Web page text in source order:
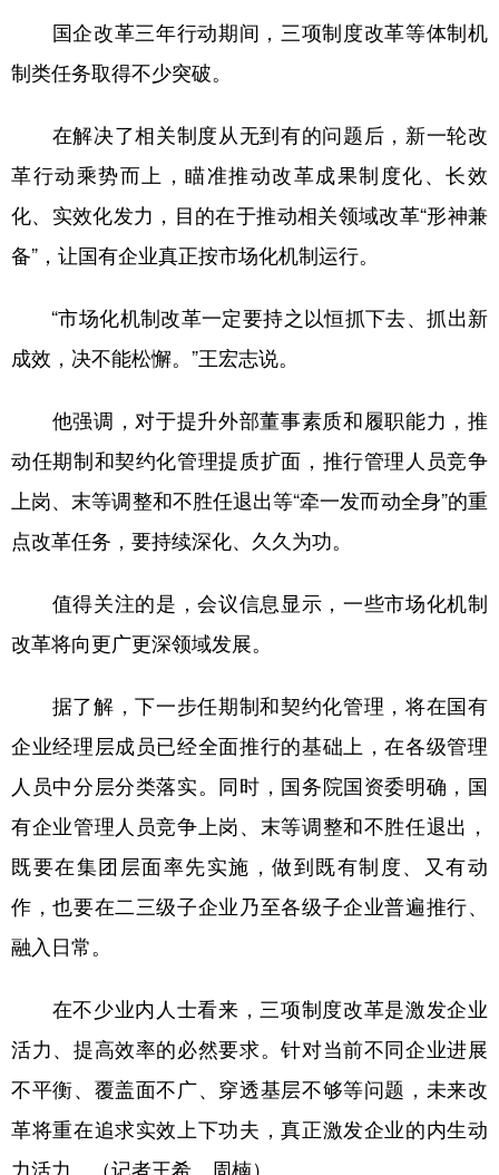
国企改革三年行动期间，三项制度改革等体制机
制类任务取得不少突破。
在解决了相关制度从无到有的问题后，新一轮改
革行动乘势而上，瞄准推动改革成果制度化、长效
化、实效化发力，目的在于推动相关领域改革“形神兼
备”，让国有企业真正按市场化机制运行。
“市场化机制改革一定要持之以恒抓下去、抓出新
成效，决不能松懈。”王宏志说。
他强调，对于提升外部董事素质和履职能力，推
动任期制和契约化管理提质扩面，推行管理人员竞争
上岗、末等调整和不胜任退出等“牵一发而动全身”的重
点改革任务，要持续深化、久久为功。
值得关注的是，会议信息显示，一些市场化机制
改革将向更广更深领域发展。
据了解，下一步任期制和契约化管理，将在国有
企业经理层成员已经全面推行的基础上，在各级管理
人员中分层分类落实。同时，国务院国资委明确，国
有企业管理人员竞争上岗、末等调整和不胜任退出，
既要在集团层面率先实施，做到既有制度、又有动
作，也要在二三级子企业乃至各级子企业普遍推行、
融入日常。
在不少业内人士看来，三项制度改革是激发企业
活力、提高效率的必然要求。针对当前不同企业进展
不平衡、覆盖面不广、穿透基层不够等问题，未来改
革将重在追求实效上下功夫，真正激发企业的内生动
力活力。（记者王希、周楠）